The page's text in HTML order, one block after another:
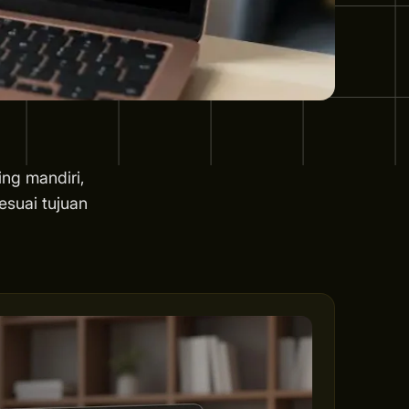
mandiri,
tujuan